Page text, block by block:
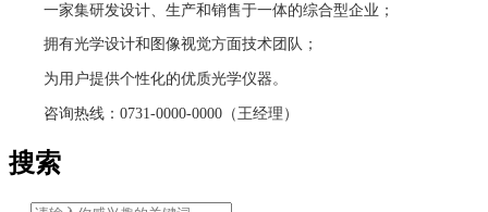
一家集研发设计、生产和销售于一体的综合型企业；
拥有光学设计和图像视觉方面技术团队；
为用户提供个性化的优质光学仪器。
咨询热线：0731-0000-0000（王经理）
搜索